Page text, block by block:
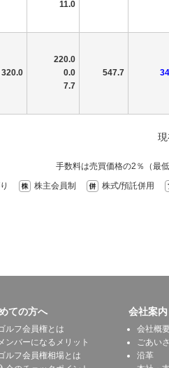
11.0
320.0
220.0
0.0
7.7
547.7
手数料は売買価格の2％（最
株主会員制 株式/預託併用
ての方へ
ルフ会員権とは
ンバーになるメリット
ルフ会員権相場とは
会社案内
会社概
ごあい
沿革